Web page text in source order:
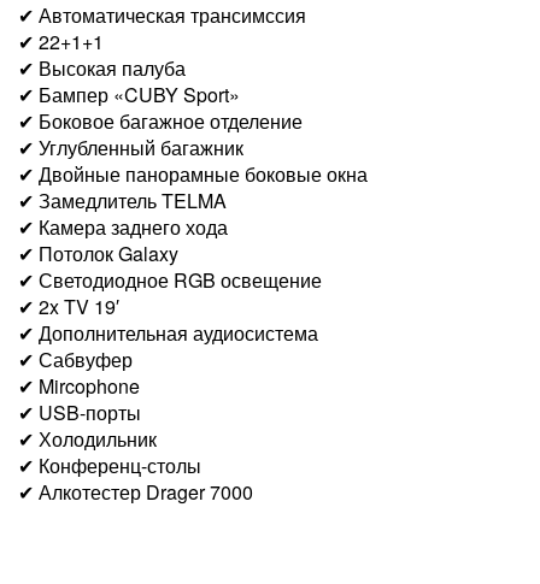
✔ Автоматическая трансимссия
✔ 22+1+1
✔ Высокая палуба
✔ Бампер «CUBY Sport»
✔ Боковое багажное отделение
✔ Углубленный багажник
✔ Двойные панорамные боковые окна
✔ Замедлитель TELMA
✔ Камера заднего хода
✔ Потолок Galaxy
✔ Светодиодное RGB освещение
✔ 2x TV 19′
✔ Дополнительная аудиосистема
✔ Сабвуфер
✔ Mircophone
✔ USB-порты
✔ Холодильник
✔ Конференц-столы
✔ Алкотестер Drager 7000